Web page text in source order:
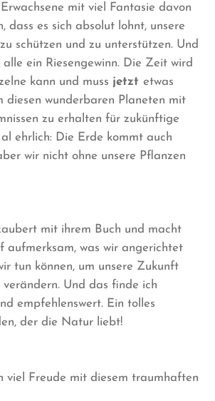
mit viel Fantasie davon
dass es sich absolut lohnt, unsere
schützen und zu unterstützen. Und
ein Riesengewinn. Die Zeit wird
kann und muss jetztetwas
diesen wunderbaren Planeten mit
zu erhalten für zukünftige
ehrlich: Die Erde kommt auch
wir nicht ohne unsere Pflanzen
mit ihrem Buch und macht
aufmerksam, was wir angerichtet
tun können, um unsere Zukunft
verändern. Und das finde ich
empfehlenswert. Ein tolles
der die Natur liebt!
viel Freude mit diesem traumhaften